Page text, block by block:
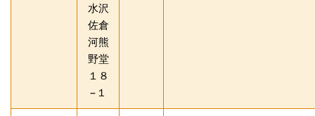
水沢
佐倉
河熊
野堂
１８
−１